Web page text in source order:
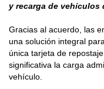
y recarga de vehículos
Gracias al acuerdo, las
una solución integral
única tarjeta de
significativa la carga
vehículo.